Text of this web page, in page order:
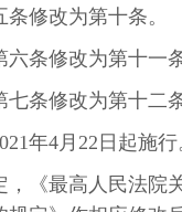
修改为第十条。
条修改为第十一条
条修改为第十二条
年4月22日起施行
，《最高人民法院